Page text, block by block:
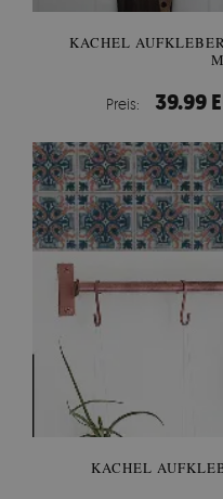
KACHEL
Preis: 39.99
KACHEL